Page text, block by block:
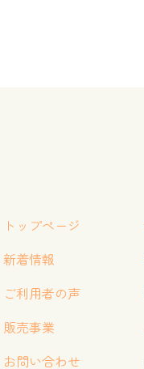
トップページ
新着情報
ご利用者の声
販売事業
お問い合わせ